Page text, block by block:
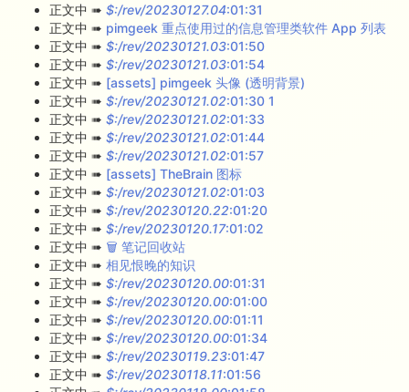
正文中 ➠ $:/rev/20230127.04:01:31
正文中 ➠ pimgeek 重点使用过的信息管理类软件 App 列表
正文中 ➠ $:/rev/20230121.03:01:50
正文中 ➠ $:/rev/20230121.03:01:54
正文中 ➠ [assets] pimgeek 头像 (透明背景)
正文中 ➠ $:/rev/20230121.02:01:30 1
正文中 ➠ $:/rev/20230121.02:01:33
正文中 ➠ $:/rev/20230121.02:01:44
正文中 ➠ $:/rev/20230121.02:01:57
正文中 ➠ [assets] TheBrain 图标
正文中 ➠ $:/rev/20230121.02:01:03
正文中 ➠ $:/rev/20230120.22:01:20
正文中 ➠ $:/rev/20230120.17:01:02
正文中 ➠ 🗑 笔记回收站
正文中 ➠ 相见恨晚的知识
正文中 ➠ $:/rev/20230120.00:01:31
正文中 ➠ $:/rev/20230120.00:01:00
正文中 ➠ $:/rev/20230120.00:01:11
正文中 ➠ $:/rev/20230120.00:01:34
正文中 ➠ $:/rev/20230119.23:01:47
正文中 ➠ $:/rev/20230118.11:01:56